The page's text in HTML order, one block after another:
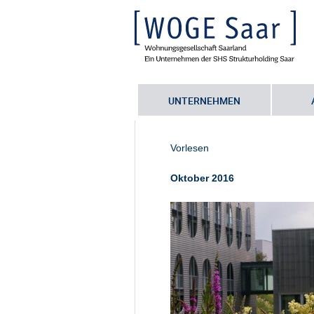
UNTERNEHMEN
Sie befinden sich hier:
Seriennummer
Vorlesen
Oktober 2016